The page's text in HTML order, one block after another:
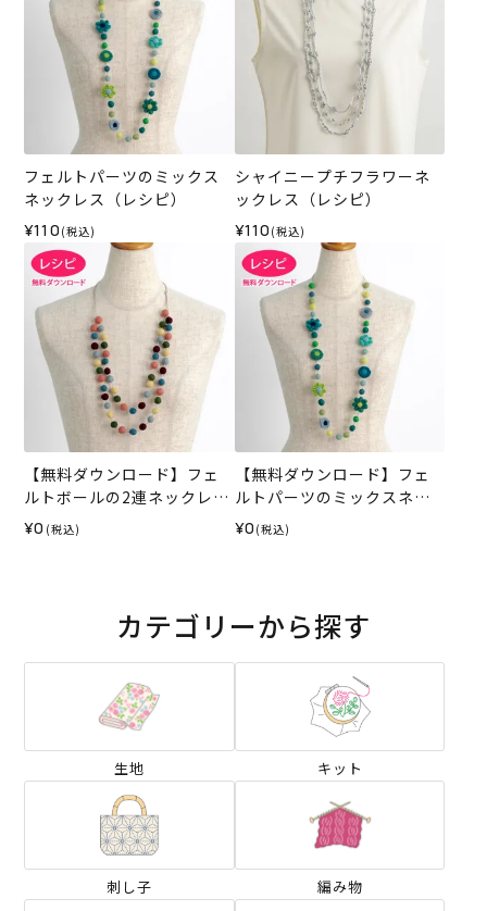
フェルトパーツのミックス
ネックレス（レシピ）
¥110 (税込)
シャイニープチフラワーネ
ックレス（レシピ）
¥110 (税込)
【無料ダウンロード】フェ
ルトボールの2連ネックレス
（レシピ）
¥0 (税込)
【無料ダウンロード】フェ
ルトパーツのミックスネッ
クレス（レシピ）
¥0 (税込)
カテゴリーから探す
生地 キット
刺し子 編み物